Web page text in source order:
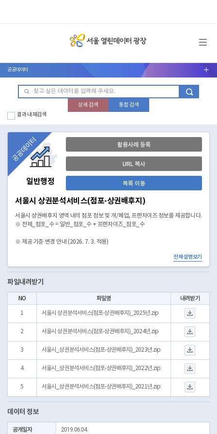
메뉴 열기
공공데이터 서브메뉴 열기
상세 검색
통합 검색
결과 내 재검색
일반행정
공공데이터 활용사례 등록
URL 복사
목록 이동
서울시 상권분석서비스(점포-상권배후지)
서울시 상권배후지 영역 내의 점포 정보 및 개/폐업, 프랜차이즈 정보를 제공합니다.
※ 전체_점포_수 = 일반_점포_수 + 프랜차이즈_점포_수
※ 제공 기준 변경 안내 (2026. 7. 3. 적용)
2024년부터 서울시 상권분석서비스의 공간 단위가 표준단위구역으로 변경되었습
니다. 표준단위구역 기준 매출액 데이터는 카드사에서 2021년부터 제공하고 있어
제공합니다.
전체 설명보기
파일내려받기
NO 파일명 내려받기
1 서울시 상권분석서비스(점포-상권배후지)_2025년.zip
서울시 상권분석서
2 서울시 상권분석서비스(점포-상권배후지)_2024년.zip
서울시 상권분석서
3 서울시_상권분석서비스(점포-상권배후지)_2023년.zip
서울시_상권분석서
4 서울시_상권분석서비스(점포-상권배후지)_2022년.zip
서울시_상권분석서
5 서울시_상권분석서비스(점포-상권배후지)_2021년.zip
서울시_상권분석서
데이터 정보
공개일자 2019.06.04.